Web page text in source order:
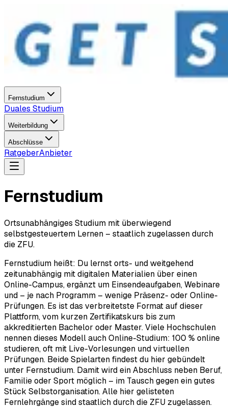
Fernstudium
Duales Studium
Weiterbildung
Abschlüsse
RatgeberAnbieter
Fernstudium
Ortsunabhängiges Studium mit überwiegend
selbstgesteuertem Lernen – staatlich zugelassen durch
die ZFU.
Fernstudium heißt: Du lernst orts- und weitgehend
zeitunabhängig mit digitalen Materialien über einen
Online-Campus, ergänzt um Einsendeaufgaben, Webinare
und – je nach Programm – wenige Präsenz- oder Online-
Prüfungen. Es ist das verbreitetste Format auf dieser
Plattform, vom kurzen Zertifikatskurs bis zum
akkreditierten Bachelor oder Master. Viele Hochschulen
nennen dieses Modell auch Online-Studium: 100 % online
studieren, oft mit Live-Vorlesungen und virtuellen
Prüfungen. Beide Spielarten findest du hier gebündelt
unter Fernstudium. Damit wird ein Abschluss neben Beruf,
Familie oder Sport möglich – im Tausch gegen ein gutes
Stück Selbstorganisation. Alle hier gelisteten
Fernlehrgänge sind staatlich durch die ZFU zugelassen.